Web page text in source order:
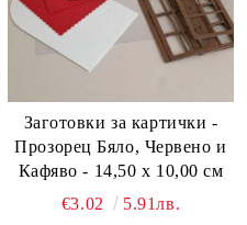
Заготовки за картички -
Прозорец Бяло, Червено и
Кафяво - 14,50 х 10,00 см
€3.02
5.91лв.